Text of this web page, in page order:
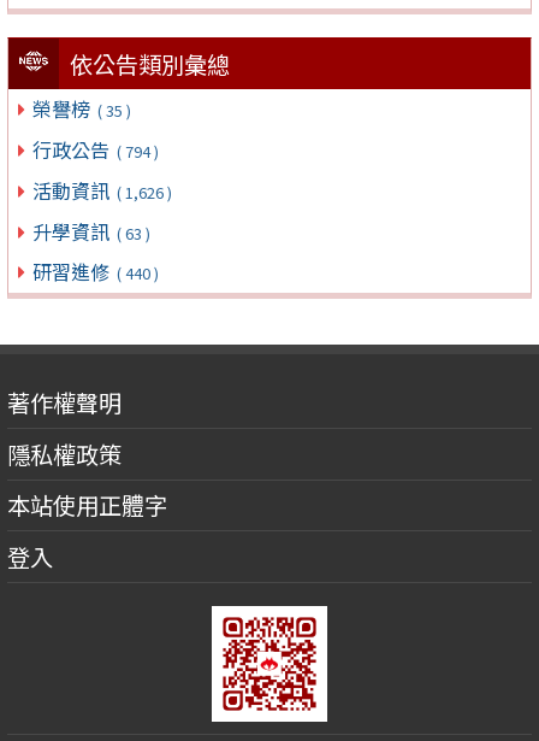
依公告類別彙總
榮譽榜 ( 35 )
行政公告 ( 794 )
活動資訊 ( 1,626 )
升學資訊 ( 63 )
研習進修 ( 440 )
著作權聲明
隱私權政策
本站使用正體字
登入